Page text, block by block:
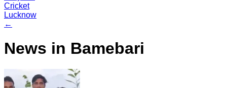
Cricket
Lucknow
←
News in Bamebari